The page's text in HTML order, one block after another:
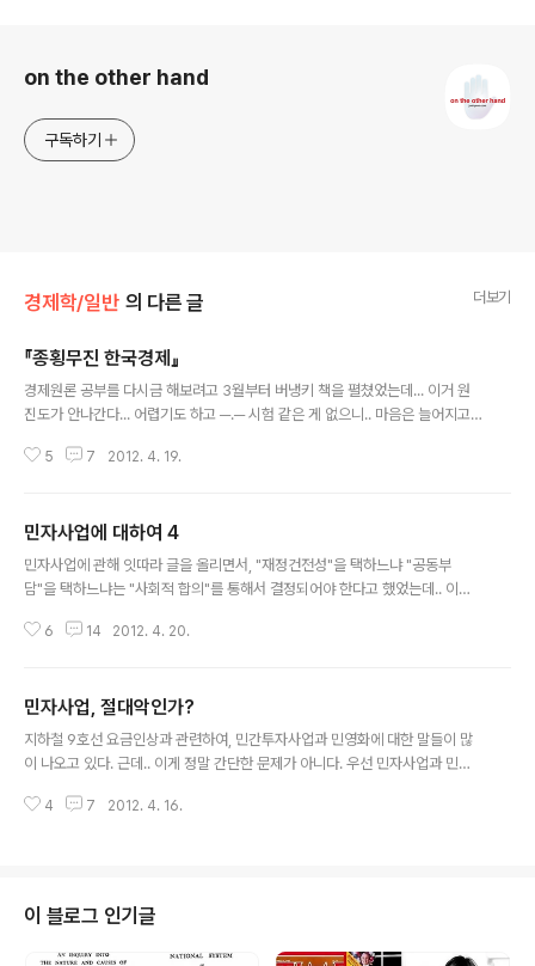
on the other hand
구독하기
경제학/일반 의 다른 글 더보기
『종횡무진 한국경제』
경제원론 공부를 다시금 해보려고 3월부터 버냉키 책을 펼쳤었는데... 이거 원
진도가 안나간다... 어렵기도 하고 ─.─ 시험 같은 게 없으니.. 마음은 늘어지고...
는 경제원론, 미시, 거시, 금융 같은 기본 이론과 회계에 대한 공부. 그리고 애덤
제원론부터 막혀서.... 쩝... 기분 전환도 할 겸, 실제 한국경제에 관해 이야기를
하는 책을 샀는데. 『종횡무진 한국경제』란 책. 지은이는 김상조 경제개혁연대
소장. 100분 토론 같은 TV 프로그램이나 신문, 주간지 등..
5 7 2012. 4. 19.
민자사업에 대하여 4
민자사업에 관해 잇따라 글을 올리면서, "재정건전성"을 택하느냐 "공동부
담"을 택하느냐는 "사회적 합의"를 통해서 결정되어야 한다고 했었는데.. 이에
9호선을 매입하는 비용보다 민간자본이 9호선을 이대로 운영했을때 드는 비용
재정건전성 문제 때문에 사회기반시설 건설에 있어 민간자본 참여가 확대되는
게 옳다고 여전히 생각한다. 그러나 그건 나의 의견일 뿐이고 진리와 정답인 건
아니니깐. 그리고 사회가 어떠한 '가치'를 추구하고, 어떠한 '가치'를 품으면서,
6 14 2012. 4. 20.
민자사업, 절대악인가?
지하철 9호선 요금인상과 관련하여, 민간투자사업과 민영화에 대한 말들이 많
이 나오고 있다. 근데.. 이게 정말 간단한 문제가 아니다. 우선 민자사업과 민영
간에 넘기고 경영권을 포기하는 것이고, 민자사업이란 "사회간접자본 또는 사회
가" "민영화, 민자사업은 나쁘다" "민간에 맡기면 효율적인 경영이 가능할까?"
프레임이 아니라 1. "그 시설을 이용하면서 편리함을 1차적으로 얻는 사람이 더
많은 비용을 지불해..
4 7 2012. 4. 16.
이 블로그 인기글